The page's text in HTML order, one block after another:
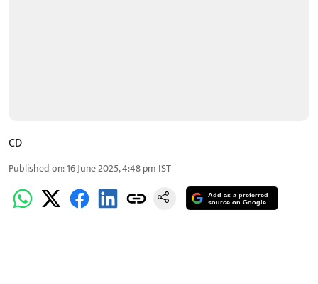
CD
Published on:16 June 2025, 4:48 pm IST
Add as a preferred
source on Google